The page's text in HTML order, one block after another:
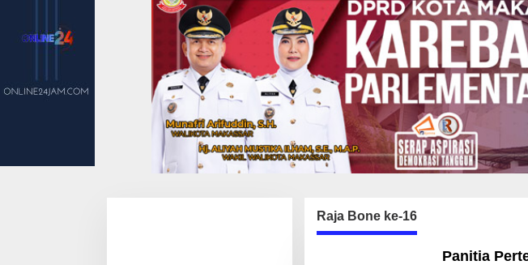
Raja Bone ke-16
Panitia